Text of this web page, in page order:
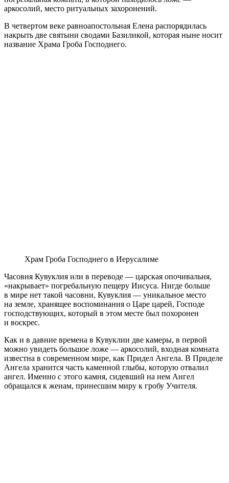
аркосолий, место ритуальных захоронений.
В четвертом веке равноапостольная Елена распорядилась
накрыть две святыни сводами Базиликой, которая ныне носит
название Храма Гроба Господнего.
Храм Гроба Господнего в Иерусалиме
Часовня Кувуклия или в переводе — царская опочивальня,
«накрывает» погребальную пещеру Иисуса. Нигде больше
в мире нет такой часовни, Кувуклия — уникальное место
на земле, хранящее воспоминания о Царе царей, Господе
господствующих, который в этом месте был похоронен
и воскрес.
Как и в давние времена в Кувуклии две камеры, в первой
можно увидеть большое ложе — аркосолий, входная комната
известна в современном мире, как Придел Ангела. В Приделе
Ангела хранится часть каменной глыбы, которую отвалил
ангел. Именно с этого камня, сидевший на нем Ангел
обращался к женам, принесшим миру к гробу Учителя.